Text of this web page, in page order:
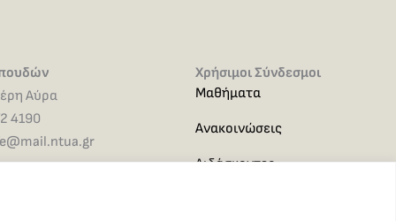
Αύρα
4190
Χρήσιμοι Σύνδεσμοι
Μαθήματα
Ανακοινώσεις
Διδάσκοντες